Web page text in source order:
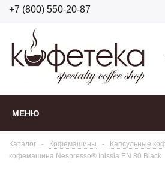
+7 (800) 550-20-87
МЕНЮ
Каталог - Кофемашины - Капсульные
кофемашина Nespresso® Inissia EN 80 Black